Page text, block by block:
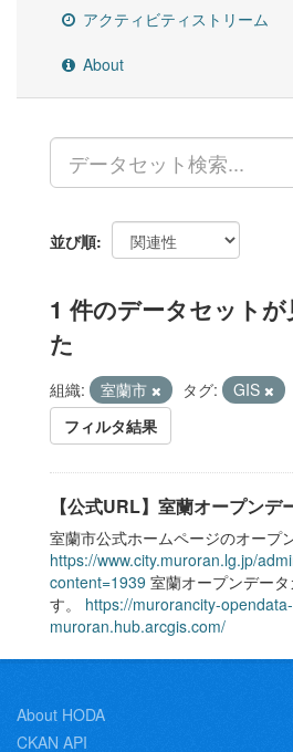
アクティビティストリーム
About
並び順
1 件のデータセット
た
組織: 室蘭市 タグ: GIS
フィルタ結果
【公式URL】室蘭オープンデ
室蘭市公式ホームページのオープ
https://www.city.muroran.lg.jp/
content=1939 室蘭オープンデー
す。 https://murorancity-opendata-
muroran.hub.arcgis.com/
About HODA
CKAN API